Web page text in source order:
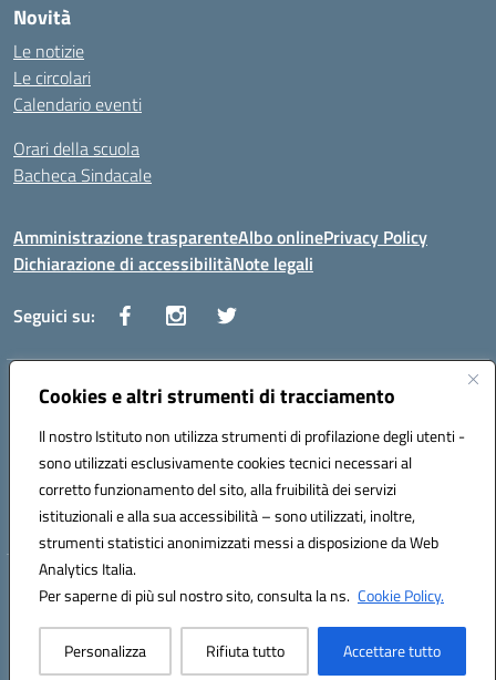
Cookies e altri strumenti di tracciamento
Il nostro Istituto non utilizza strumenti di profilazione degli utenti -
sono utilizzati esclusivamente cookies tecnici necessari al
corretto funzionamento del sito, alla fruibilità dei servizi
istituzionali e alla sua accessibilità – sono utilizzati, inoltre,
strumenti statistici anonimizzati messi a disposizione da Web
Analytics Italia.
Per saperne di più sul nostro sito, consulta la ns. Cookie Policy.
Personalizza Rifiuta tutto Accettare tutto
Novità
Le notizie
Le circolari
Calendario eventi
Orari della scuola
Bacheca Sindacale
Amministrazione trasparenteAlbo onlinePrivacy Policy
Dichiarazione di accessibilitàNote legali
Seguici su:
Indirizzo:Via Vaccari n.5 e Via Falcone n.20 - 91025 Marsala
Posta elettronica certificata (PEC):tppm03000q@pec.istruzione.it
Codice fiscale: 82004490817
Codice meccanografico: TPPM03000Q
Hosting & Powered by 3D Solution S.r.l.
Concept & Design by Designers Italia